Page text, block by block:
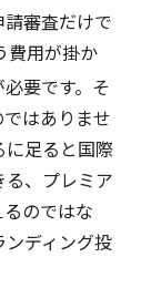
審査だけで
費用が掛か
要です。そ
はありませ
足ると国際
、プレミア
のではな
ディング投